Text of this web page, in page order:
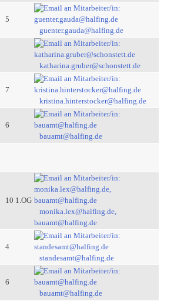
5
guenter.gauda@halfing.de
katharina.gruber@schonstett.de
7
kristina.hinterstocker@halfing.de
6
bauamt@halfing.de
10 1.OG
monika.lex@halfing.de,
bauamt@halfing.de
4
standesamt@halfing.de
6
bauamt@halfing.de